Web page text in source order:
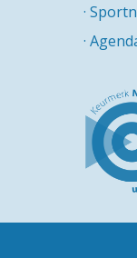
·
·